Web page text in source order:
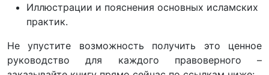
Иллюстрации и пояснения основных исламских
практик.
Не упустите возможность получить это ценное
руководство для каждого правоверного –